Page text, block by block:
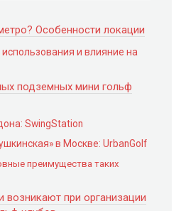
Особенности локации
использования и влияние на
подземных мини гольф
SwingStation
в Москве: UrbanGolf
преимущества таких
возникают при организации